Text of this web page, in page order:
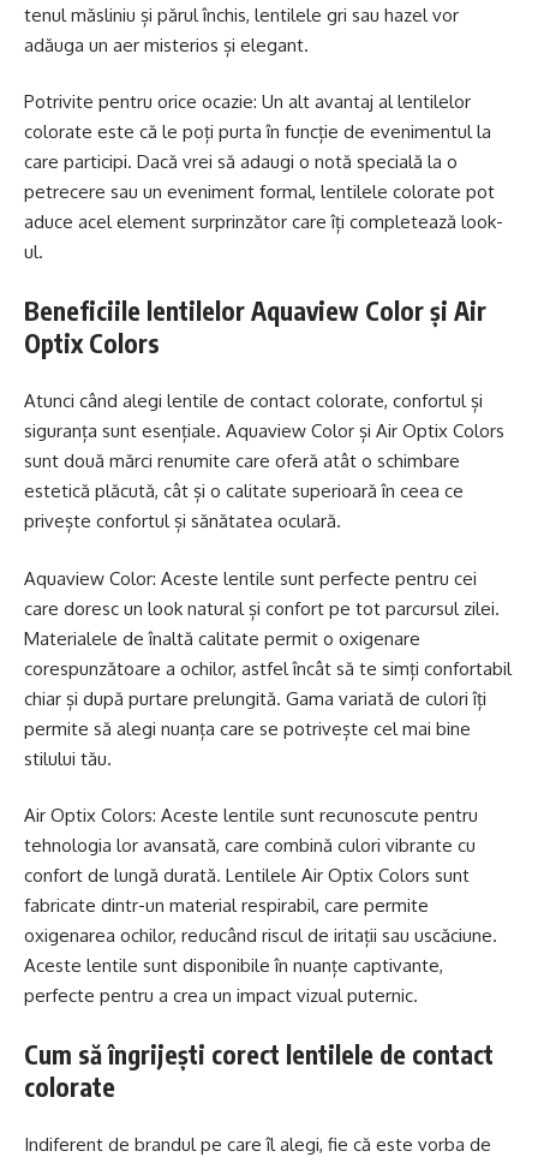
tenul măsliniu și părul închis, lentilele gri sau hazel vor
adăuga un aer misterios și elegant.
Potrivite pentru orice ocazie: Un alt avantaj al lentilelor
colorate este că le poți purta în funcție de evenimentul la
care participi. Dacă vrei să adaugi o notă specială la o
petrecere sau un eveniment formal, lentilele colorate pot
aduce acel element surprinzător care îți completează look-
ul.
Beneficiile lentilelor Aquaview Color și Air
Optix Colors
Atunci când alegi lentile de contact colorate, confortul și
siguranța sunt esențiale. Aquaview Color și Air Optix Colors
sunt două mărci renumite care oferă atât o schimbare
estetică plăcută, cât și o calitate superioară în ceea ce
privește confortul și sănătatea oculară.
Aquaview Color: Aceste lentile sunt perfecte pentru cei
care doresc un look natural și confort pe tot parcursul zilei.
Materialele de înaltă calitate permit o oxigenare
corespunzătoare a ochilor, astfel încât să te simți confortabil
chiar și după purtare prelungită. Gama variată de culori îți
permite să alegi nuanța care se potrivește cel mai bine
stilului tău.
Air Optix Colors: Aceste lentile sunt recunoscute pentru
tehnologia lor avansată, care combină culori vibrante cu
confort de lungă durată. Lentilele Air Optix Colors sunt
fabricate dintr-un material respirabil, care permite
oxigenarea ochilor, reducând riscul de iritații sau uscăciune.
Aceste lentile sunt disponibile în nuanțe captivante,
perfecte pentru a crea un impact vizual puternic.
Cum să îngrijești corect lentilele de contact
colorate
Indiferent de brandul pe care îl alegi, fie că este vorba de